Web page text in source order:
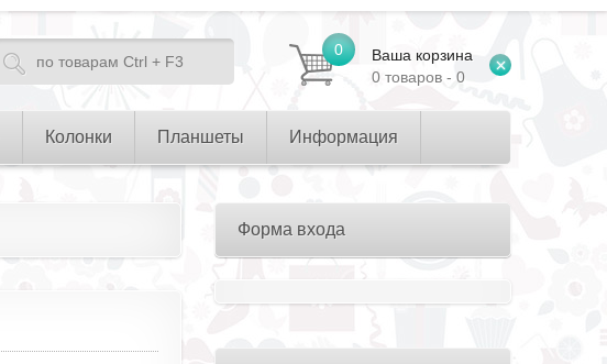
0
Ваша корзина
0 товаров - 0
Колонки Планшеты Информация
Форма входа